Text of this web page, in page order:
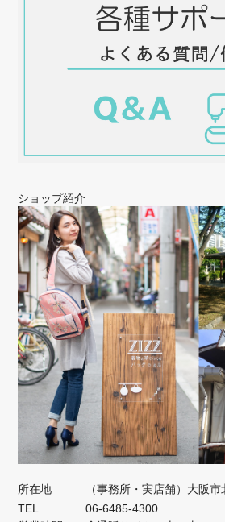
とうございます。
きて、そう言っても
見などのおともに使
いです。今後とも
いいたします。
かなり前から（2007年頃）ZIZZのバックを
商品がなかったら何を使えばよいか分かり
マークとして、ほぼ毎日使っているバック
めて。 ミニマムだと入りきらないペットボ
く使い分けしようと思います。 このお品も
す。 これからも頑張って素敵な商品を届け
店長のフシイです。
BAGを毎日、ご愛用
ありがとうござい
お言葉をもらい、
当店のバッグが、
す。シフォンは、
ル入りますよね。楽
ショップ紹介
所在地
（事務所・実店舗）大阪
TEL
06-6485-4300